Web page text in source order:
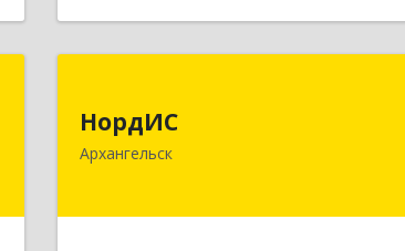
НордИС
Архангельск
Архангельск г, Гайдара ул, дом № 55,